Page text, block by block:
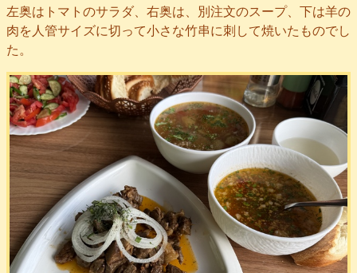
左奥はトマトのサラダ、右奥は、別注文のスープ、下は羊の
肉を人管サイズに切って小さな竹串に刺して焼いたものでし
た。